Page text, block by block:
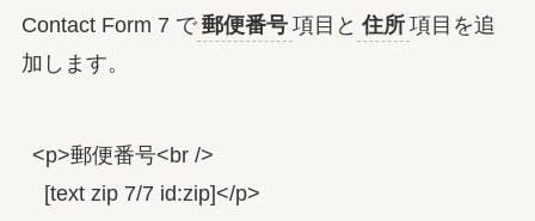
Contact Form 7 で 郵便番号 項目と 住所 項目を追
加します。
<p>郵便番号<br />
  [text zip 7/7 id:zip]</p>